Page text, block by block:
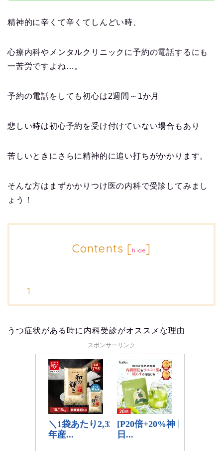
精神的に辛くて辛くてしんどい時、
心療内科やメンタルクリニックに予約の電話するにも
一苦労ですよね…。
予約の電話をしても初心は2週間～1か月
悲しい時は初心予約を受け付けていない場合もあり
苦しいときにさらに精神的に追い打ちがかかります。
そんな方はまずかかりつけ医の内科で受診してみまし
ょう！
Contents [hide]
うつ症状がある時に内科受診がオススメな理由
スポンサーリンク